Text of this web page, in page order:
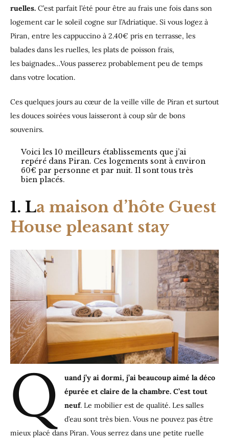
ruelles. C’est parfait l’été pour être au frais une fois dans son
logement car le soleil cogne sur l’Adriatique. Si vous logez à
Piran, entre les cappuccino à 2.40€ pris en terrasse, les
balades dans les ruelles, les plats de poisson frais,
les baignades…Vous passerez probablement peu de temps
dans votre location.
Ces quelques jours au cœur de la veille ville de Piran et surtout
les douces soirées vous laisseront à coup sûr de bons
souvenirs.
Voici les 10 meilleurs établissements que j’ai
repéré dans Piran. Ces logements sont à environ
60€ par personne et par nuit. Il sont tous très
bien placés.
1. La maison d’hôte Guest
House pleasant stay
Q
uand j’y ai dormi, j’ai beaucoup aimé la déco
épurée et claire de la chambre. C’est tout
neuf. Le mobilier est de qualité. Les salles
d’eau sont très bien. Vous ne pouvez pas être
mieux placé dans Piran. Vous serrez dans une petite ruelle